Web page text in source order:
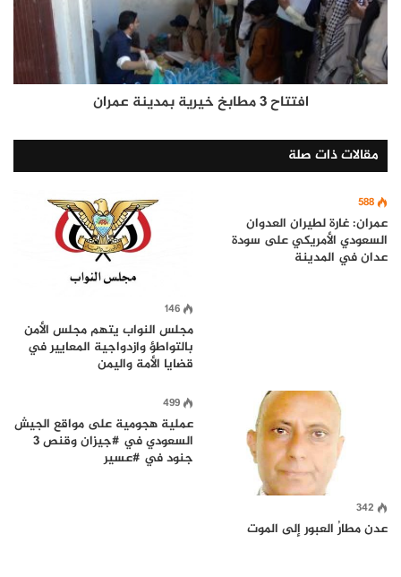
افتتاح 3 مطابخ خيرية بمدينة عمران
مقالات ذات صلة
588
عمران: غارة لطيران العدوان
السعودي الأمريكي على سودة
عدان في المدينة
146
مجلس النواب يتهم مجلس الأمن
بالتواطؤ وازدواجية المعايير في
قضايا الأمة واليمن
342
عدن مطارُ العبور إلى الموت
499
عملية هجومية على مواقع الجيش
السعودي في #جيزان وقنص 3
جنود في #عسير